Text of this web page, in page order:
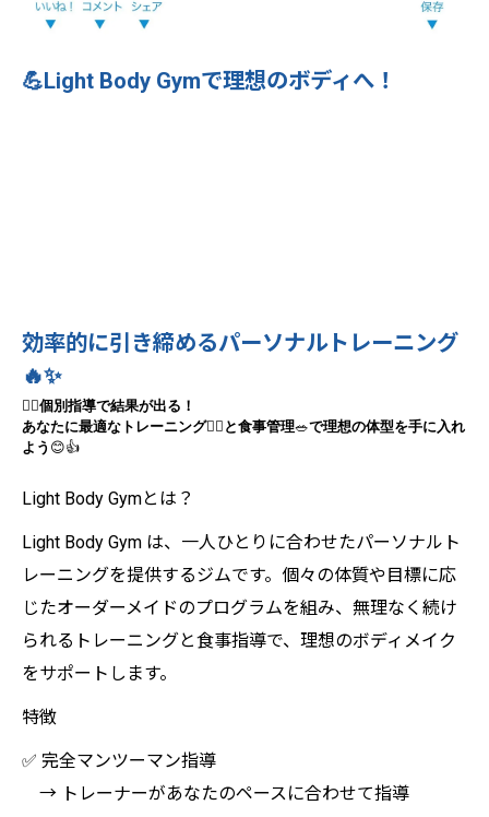
💪Light Body Gymで理想のボディへ！
効率的に引き締めるパーソナルトレーニング
🔥✨
🧘‍♀️個別指導で結果が出る！
あなたに最適なトレーニング🏋️‍♂️ と食事管理🥗で理想の体型を手に入れ
よう 😊👍
Light Body Gymとは？
Light Body Gym は、一人ひとりに合わせたパーソナルト
レーニングを提供するジムです。個々の体質や目標に応
じたオーダーメイドのプログラムを組み、無理なく続け
られるトレーニングと食事指導で、理想のボディメイク
をサポートします。
特徴
✅ 完全マンツーマン指導
→ トレーナーがあなたのペースに合わせて指導